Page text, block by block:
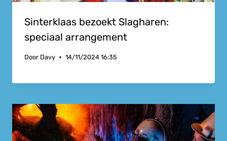
Sinterklaas bezoekt Slagharen:
speciaal arrangement
Door Davy 14/11/2024 16:35